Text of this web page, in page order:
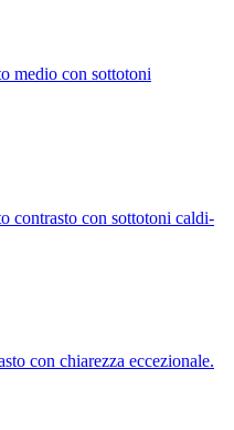
medio con sottotoni
contrasto con sottotoni caldi-
con chiarezza eccezionale.